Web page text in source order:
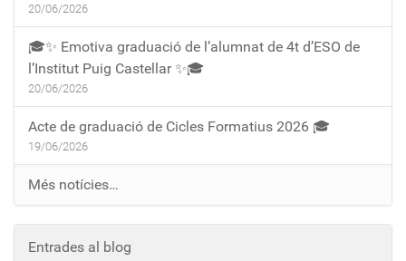
20/06/2026
🎓✨ Emotiva graduació de l’alumnat de 4t d’ESO de
l’Institut Puig Castellar ✨🎓
20/06/2026
Acte de graduació de Cicles Formatius 2026 🎓
19/06/2026
Més notícies…
Entrades al blog